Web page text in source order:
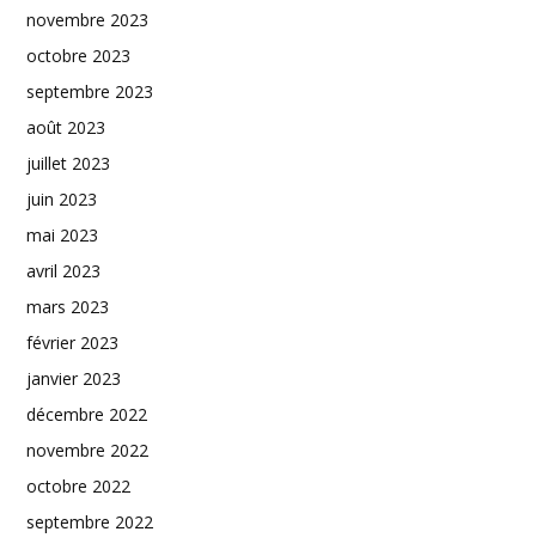
novembre 2023
octobre 2023
septembre 2023
août 2023
juillet 2023
juin 2023
mai 2023
avril 2023
mars 2023
février 2023
janvier 2023
décembre 2022
novembre 2022
octobre 2022
septembre 2022